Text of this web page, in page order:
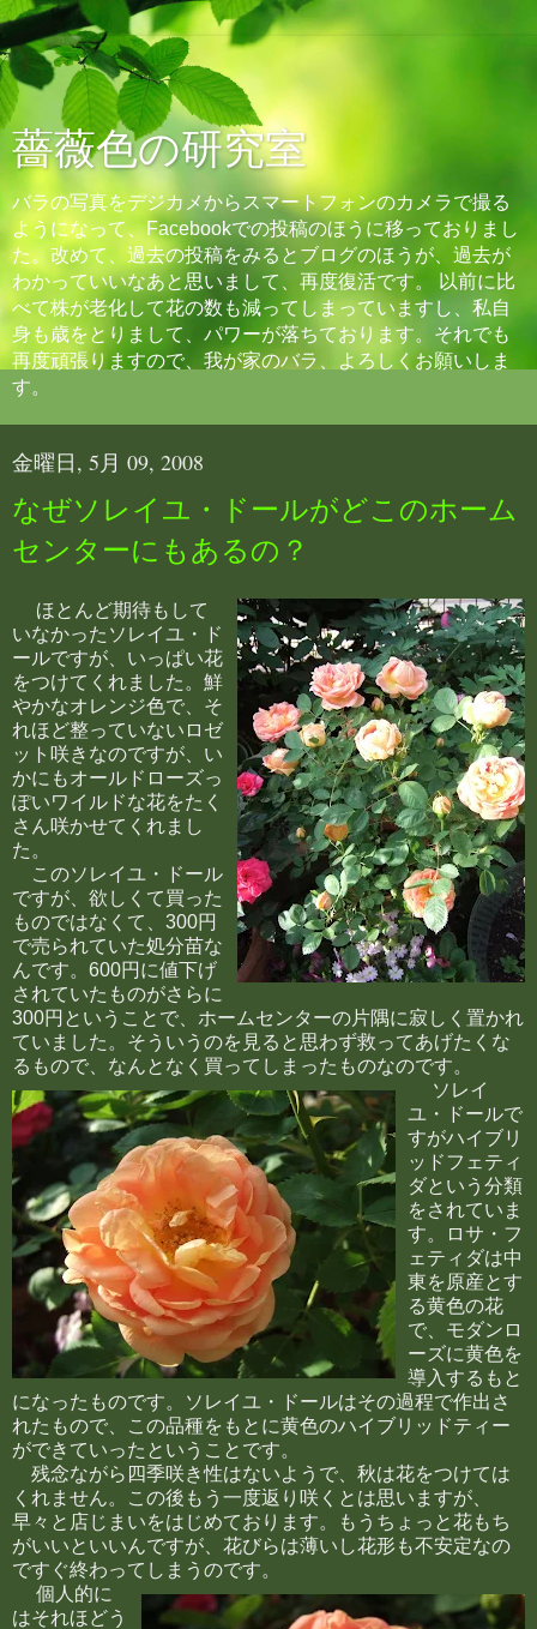
薔薇色の研究室
バラの写真をデジカメからスマートフォンのカメラで撮る
ようになって、Facebookでの投稿のほうに移っておりまし
た。改めて、過去の投稿をみるとブログのほうが、過去が
わかっていいなあと思いまして、再度復活です。 以前に比
べて株が老化して花の数も減ってしまっていますし、私自
身も歳をとりまして、パワーが落ちております。それでも
再度頑張りますので、我が家のバラ、よろしくお願いしま
す。
金曜日, 5月 09, 2008
なぜソレイユ・ドールがどこのホーム
センターにもあるの？
ほとんど期待もして
いなかったソレイユ・ド
ールですが、いっぱい花
をつけてくれました。鮮
やかなオレンジ色で、そ
れほど整っていないロゼ
ット咲きなのですが、い
かにもオールドローズっ
ぽいワイルドな花をたく
さん咲かせてくれまし
た。
このソレイユ・ドール
ですが、欲しくて買った
ものではなくて、300円
で売られていた処分苗な
んです。600円に値下げ
されていたものがさらに
300円ということで、ホームセンターの片隅に寂しく置かれ
ていました。そういうのを見ると思わず救ってあげたくな
るもので、なんとなく買ってしまったものなのです。
ソレイ
ユ・ドールで
すがハイブリ
ッドフェティ
ダという分類
をされていま
す。ロサ・フ
ェティダは中
東を原産とす
る黄色の花
で、モダンロ
ーズに黄色を
導入するもと
になったものです。ソレイユ・ドールはその過程で作出さ
れたもので、この品種をもとに黄色のハイブリッドティー
ができていったということです。
残念ながら四季咲き性はないようで、秋は花をつけては
くれません。この後もう一度返り咲くとは思いますが、
早々と店じまいをはじめております。もうちょっと花もち
がいいといいんですが、花びらは薄いし花形も不安定なの
ですぐ終わってしまうのです。
個人的に
はそれほどう